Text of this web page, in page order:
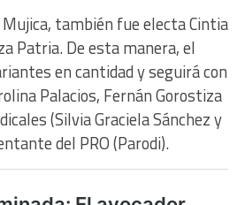
también fue electa Cintia
Patria. De esta manera, el
en cantidad y seguirá con
Palacios, Fernán Gorostiza
(Silvia Graciela Sánchez y
del PRO (Parodi).